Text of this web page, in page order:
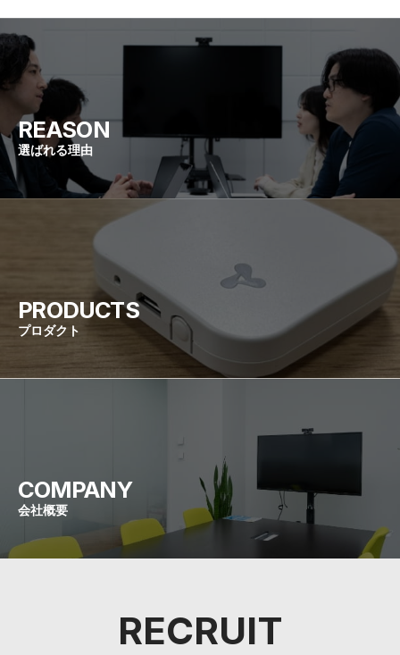
選ばれる理由
REASON
プロダクト
PRODUCTS
会社概要
COMPANY
RECRUIT